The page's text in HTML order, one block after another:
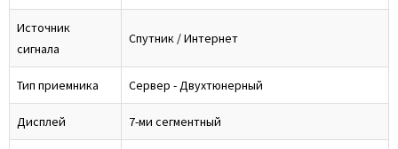
Источник
сигнала
Спутник / Интернет
Тип приемника Сервер - Двухтюнерный
Дисплей 7-ми сегментный